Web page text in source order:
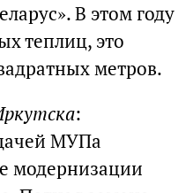
В этом году
теплиц, это
метров.
:
МУПа
модернизации